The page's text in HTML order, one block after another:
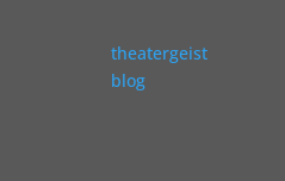
theatergeist
blog